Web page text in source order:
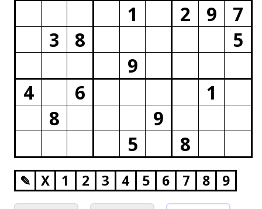
1
2 9
7
3
8
5
9
4
6
1
8
9
5
8
✎ X 1 2 3 4 5 6 7 8 9